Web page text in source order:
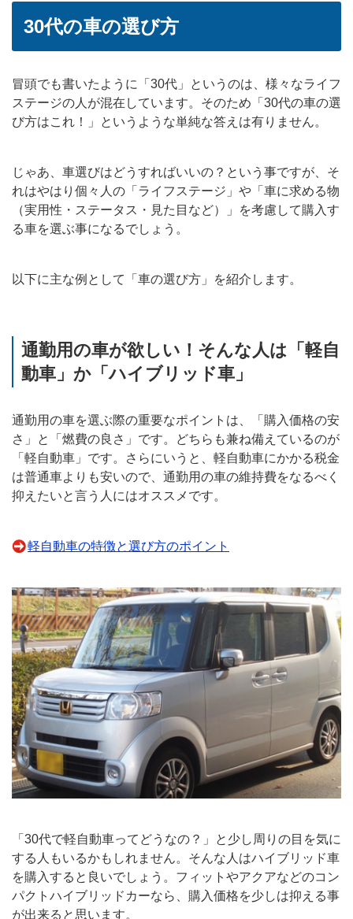
30代の車の選び方
冒頭でも書いたように「30代」というのは、様々なライフ
ステージの人が混在しています。そのため「30代の車の選
び方はこれ！」というような単純な答えは有りません。
じゃあ、車選びはどうすればいいの？という事ですが、そ
れはやはり個々人の「ライフステージ」や「車に求める物
（実用性・ステータス・見た目など）」を考慮して購入す
る車を選ぶ事になるでしょう。
以下に主な例として「車の選び方」を紹介します。
通勤用の車が欲しい！そんな人は「軽自
動車」か「ハイブリッド車」
通勤用の車を選ぶ際の重要なポイントは、「購入価格の安
さ」と「燃費の良さ」です。どちらも兼ね備えているのが
「軽自動車」です。さらにいうと、軽自動車にかかる税金
は普通車よりも安いので、通勤用の車の維持費をなるべく
抑えたいと言う人にはオススメです。
軽自動車の特徴と選び方のポイント
「30代で軽自動車ってどうなの？」と少し周りの目を気に
する人もいるかもしれません。そんな人はハイブリッド車
を購入すると良いでしょう。フィットやアクアなどのコン
パクトハイブリッドカーなら、購入価格を少しは抑える事
が出来ると思います。